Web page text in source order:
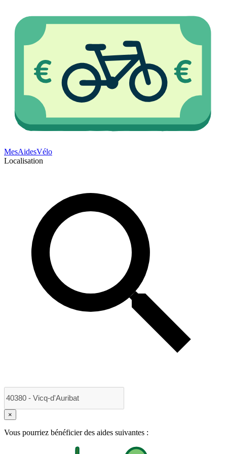
MesAidesVélo
Localisation
×
Vous pourriez bénéficier des aides suivantes :